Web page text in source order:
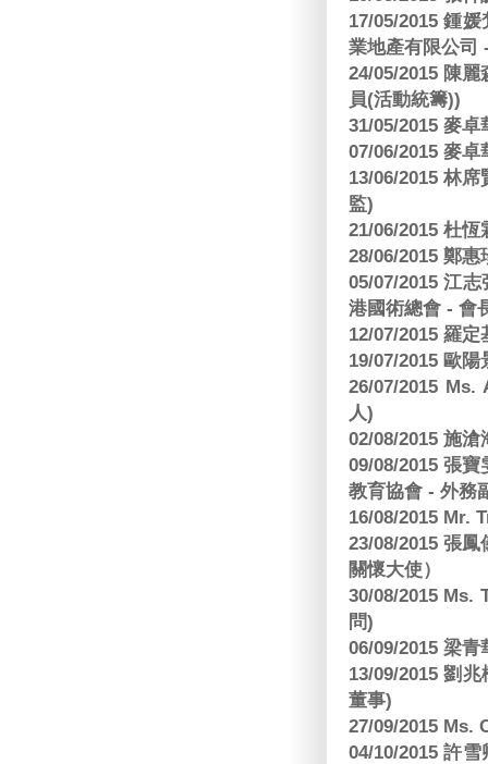
17/05/2015 鍾
業地產有限公司
24/05/2015 陳
員(活動統籌))
31/05/2015 麥
07/06/2015 麥
13/06/2015 林
監)
21/06/2015 杜
28/06/2015 鄭
05/07/2015 江
港國術總會 - 會
12/07/2015 羅
19/07/2015 歐
26/07/2015
人)
02/08/2015 施
09/08/2015 張
教育協會 - 外務
16/08/2015 Mr.
23/08/2015 張
關懷大使）
30/08/2015 Ms.
問)
06/09/2015 梁
13/09/2015 劉
董事)
27/09/2015 Ms.
04/10/2015 許